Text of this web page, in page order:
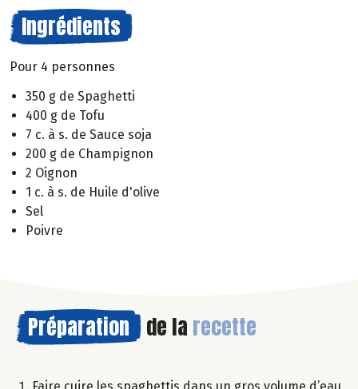
Ingrédients
Pour 4 personnes
350 g de Spaghetti
400 g de Tofu
7 c. à s. de Sauce soja
200 g de Champignon
2 Oignon
1 c. à s. de Huile d'olive
Sel
Poivre
Préparation de la recette
Faire cuire les spaghettis dans un gros volume d’eau